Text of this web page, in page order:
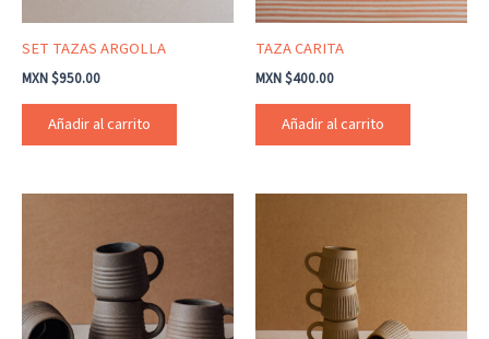
SET TAZAS ARGOLLA
MXN $950.00
Añadir al carrito
TAZA CARITA
MXN $400.00
Añadir al carrito